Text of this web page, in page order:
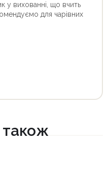
у вихованні, що вчить
для чарівних